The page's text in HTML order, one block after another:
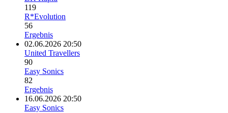
119
R*Evolution
56
Ergebnis
02.06.2026 20:50
United Travellers
90
Easy Sonics
82
Ergebnis
16.06.2026 20:50
Easy Sonics